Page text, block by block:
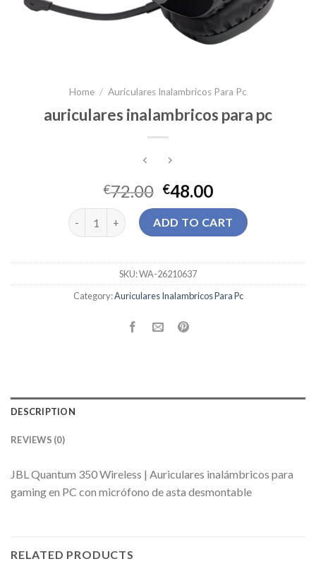
Home / Auriculares Inalambricos Para Pc
auriculares inalambricos para pc
€72.00 €48.00
auriculares inalambricos para pc quantity
ADD TO CART
SKU:WA-26210637
Category:Auriculares Inalambricos Para Pc
DESCRIPTION
REVIEWS (0)
JBL Quantum 350 Wireless | Auriculares inalámbricos para
gaming en PC con micrófono de asta desmontable
RELATED PRODUCTS